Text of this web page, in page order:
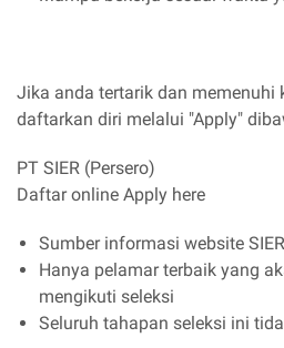
Jika anda tertarik dan memenuhi
daftarkan diri melalui "Apply"
PT SIER (Persero)
Daftar online Apply here
Sumber informasi website
Hanya pelamar terbaik yang
mengikuti seleksi
Seluruh tahapan seleksi ini